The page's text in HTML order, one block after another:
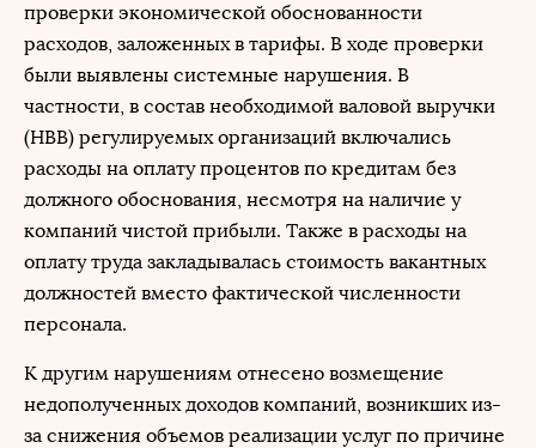
проверки экономической обоснованности
расходов, заложенных в тарифы. В ходе проверки
были выявлены системные нарушения. В
частности, в состав необходимой валовой выручки
(НВВ) регулируемых организаций включались
расходы на оплату процентов по кредитам без
должного обоснования, несмотря на наличие у
компаний чистой прибыли. Также в расходы на
оплату труда закладывалась стоимость вакантных
должностей вместо фактической численности
персонала.
К другим нарушениям отнесено возмещение
недополученных доходов компаний, возникших из-
за снижения объемов реализации услуг по причине